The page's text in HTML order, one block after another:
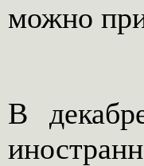
можно
В